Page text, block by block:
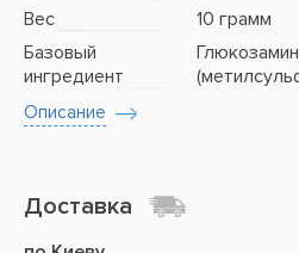
Вес
10 грамм
Базовый
ингредиент
Описание
Доставка